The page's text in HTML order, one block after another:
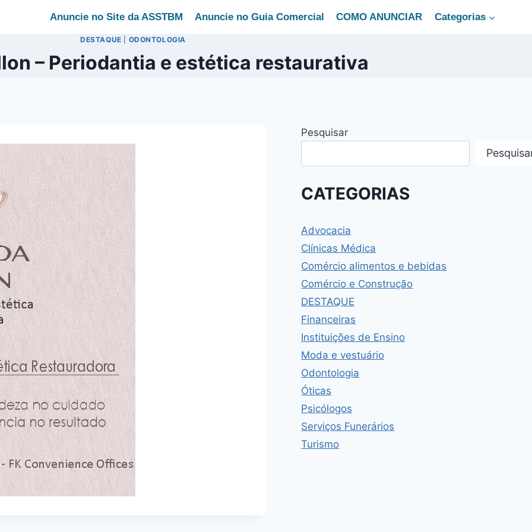
Anuncie no Site da ASSTBM Anuncie no Guia Comercial COMO ANUNCIAR Categorias
DESTAQUE ODONTOLOGIA
– Periodantia e estética restaurativa
Pesquisar
CATEGORIAS
Advocacia
Clínicas Médica
Comércio alimentos e bebidas
Comércio e Construção
DESTAQUE
Financeiras
Instituições de Ensino
Moda e vestuário
Odontologia
Óticas
Psicólogos
Serviços Funerários
Turismo